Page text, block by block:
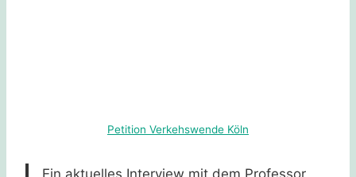
Petition Verkehswende Köln
Ein aktuelles Interview mit dem Professor